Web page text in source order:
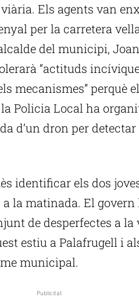
Els agents van
per la carretera
del municipi,
“actituds
mecanismes” perquè
la Policia Local ha
d’un dron per
identificar els dos
la matinada. El
de desperfectes a la
estiu a Palafrugell i
municipal.
Publicitat